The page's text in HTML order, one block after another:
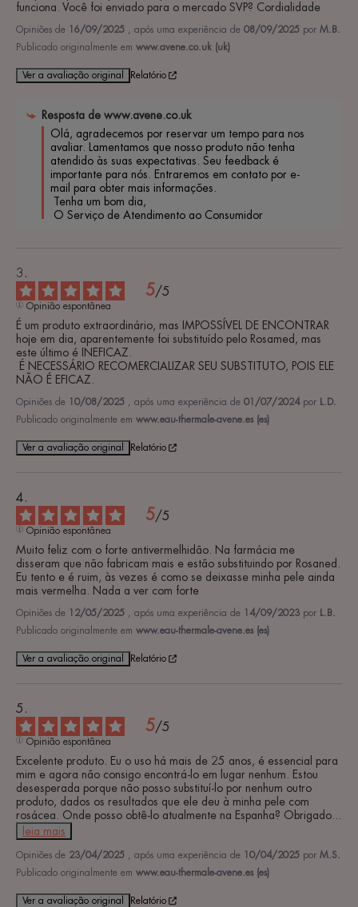
funciona. Você foi enviado para o mercado SVP? Cordialidade
Opiniões de 16/09/2025 , após uma experiência de 08/09/2025 por M.B.
Publicado originalmente em www.avene.co.uk (uk)
Ver a avaliação original Relatório
Resposta de www.avene.co.uk
Olá, agradecemos por reservar um tempo para nos
avaliar. Lamentamos que nosso produto não tenha
atendido às suas expectativas. Seu feedback é
importante para nós. Entraremos em contato por e-
mail para obter mais informações.
O Serviço de Atendimento ao Consumidor
5/5
Opinião espontânea
É um produto extraordinário, mas IMPOSSÍVEL DE ENCONTRAR
hoje em dia, aparentemente foi substituído pelo Rosamed, mas
este último é INEFICAZ.
NÃO É EFICAZ.
Opiniões de 10/08/2025 , após uma experiência de 01/07/2024 por L.D.
Publicado originalmente em www.eau-thermale-avene.es (es)
Ver a avaliação original Relatório
5/5
Opinião espontânea
Muito feliz com o forte antivermelhidão. Na farmácia me
disseram que não fabricam mais e estão substituindo por Rosaned.
Eu tento e é ruim, às vezes é como se deixasse minha pele ainda
mais vermelha. Nada a ver com forte
Opiniões de 12/05/2025 , após uma experiência de 14/09/2023 por L.B.
Publicado originalmente em www.eau-thermale-avene.es (es)
Ver a avaliação original Relatório
5/5
Opinião espontânea
Excelente produto. Eu o uso há mais de 25 anos, é essencial para
mim e agora não consigo encontrá-lo em lugar nenhum. Estou
desesperada porque não posso substituí-lo por nenhum outro
produto, dados os resultados que ele deu à minha pele com
rosácea. Onde posso obtê-lo atualmente na Espanha? Obrigado
leia mais
Opiniões de 23/04/2025 , após uma experiência de 10/04/2025 por M.S.
Publicado originalmente em www.eau-thermale-avene.es (es)
Ver a avaliação original Relatório